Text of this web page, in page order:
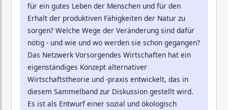
für ein gutes Leben der Menschen und für den
Erhalt der produktiven Fähigkeiten der Natur zu
sorgen? Welche Wege der Veränderung sind dafür
nötig - und wie und wo werden sie schon gegangen?
Das Netzwerk Vorsorgendes Wirtschaften hat ein
eigenständiges Konzept alternativer
Wirtschaftstheorie und -praxis entwickelt, das in
diesem Sammelband zur Diskussion gestellt wird.
Es ist als Entwurf einer sozial und ökologisch